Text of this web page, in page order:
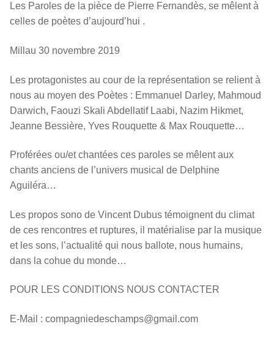
Les Paroles de la pièce de Pierre Fernandès, se mêlent à
celles de poètes d’aujourd’hui .
Millau 30 novembre 2019
Les protagonistes au cour de la représentation se relient à
nous au moyen des Poètes : Emmanuel Darley, Mahmoud
Darwich, Faouzi Skali Abdellatif Laabi, Nazim Hikmet,
Jeanne Bessière, Yves Rouquette & Max Rouquette…
Proférées ou/et chantées ces paroles se mêlent aux
chants anciens de l’univers musical de Delphine
Aguiléra…
Les propos sono de Vincent Dubus témoignent du climat
de ces rencontres et ruptures, il matérialise par la musique
et les sons, l’actualité qui nous ballote, nous humains,
dans la cohue du monde…
POUR LES CONDITIONS NOUS CONTACTER
E-Mail : compagniedeschamps@gmail.com